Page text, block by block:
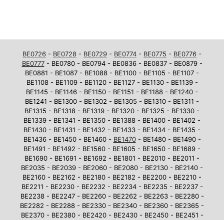
BE0726 - BE0728 - BE0729 - BE0774 - BE0775 - BE0776 -
BE0777- BE0780 - BE0794 - BE0836 - BE0837 - BE0879 -
BE0881 - BE1087 - BE1088 - BE1100 - BE1105 - BE1107 -
BE1108 - BE1109 - BE1120 - BE1127 - BE1130 - BE1139 -
BE1145 - BE1146 - BE1150 - BE1151 - BE1188 - BE1240 -
BE1241 - BE1300 - BE1302 - BE1305 - BE1310 - BE1311 -
BE1315 - BE1318 - BE1319 - BE1320 - BE1325 - BE1330 -
BE1339 - BE1341 - BE1350 - BE1388 - BE1400 - BE1402 -
BE1430 - BE1431 - BE1432 - BE1433 - BE1434 - BE1435 -
BE1436 - BE1450 - BE1460 - BE1470- BE1480 - BE1490 -
BE1491 - BE1492 - BE1560 - BE1605 - BE1650 - BE1689 -
BE1690 - BE1691 - BE1692 - BE1801 - BE2010 - BE2011 -
BE2035 - BE2039 - BE2060 - BE2080 - BE2130 - BE2140 -
BE2160 - BE2162 - BE2180 - BE2182 - BE2200 - BE2210 -
BE2211 - BE2230 - BE2232 - BE2234 - BE2235 - BE2237 -
BE2238 - BE2247 - BE2260 - BE2262 - BE2263 - BE2280 -
BE2282 - BE2288 - BE2330 - BE2340 - BE2360 - BE2365 -
BE2370 - BE2380 - BE2420 - BE2430 - BE2450 - BE2451 -